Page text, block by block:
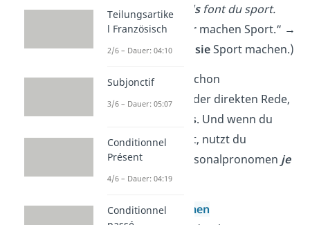
→ Ameliedit qu’ ilsfont du sport.
(Amelie sagt: „
Wirmachen Sport.“ →
Amelie sagt, dass sieSport machen.)
Wichtig:Stehen schon
il/elle/ils/elles
in der direkten Rede,
nichts. Und wenn du
dich selbst zitierst, nutzt du
weiterhin das Personalpronomen je
im Satz.
Possessivpronomen
Teilungsartike
l Französisch
2/6 – Dauer: 04:10
Subjonctif
3/6 – Dauer: 05:07
Conditionnel
Présent
4/6 – Dauer: 04:19
Conditionnel